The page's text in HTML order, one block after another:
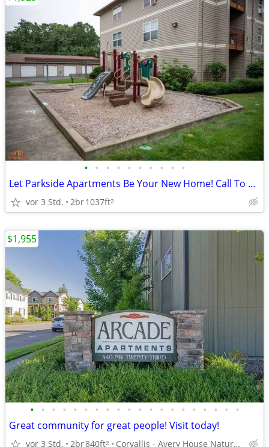
• • • • • • • • • •
Let Parkside Apartments Be Your New Home! Call To Schedule A Tour!
vor 3 Std. 2br1037ft2
• • • • • • • • • • • • • • • • • • • •
Great community for great people! Visit today!
vor 3 Std. 2br840ft2 Corvallis - Avery House Nature Center
$1,955